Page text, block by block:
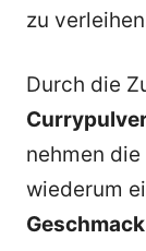
zu
Durch die
nehmen
wiederum
Geschmack